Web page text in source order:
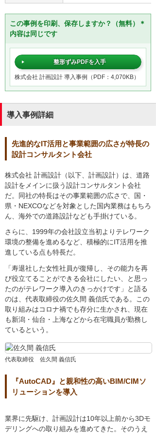
この事例を印刷、保存しますか？（無料）＊
内容は同じです
整形ずみPDFを入手
株式会社 計画設計 導入事例（PDF：4,070KB）
導入事例詳細
先進的なIT活用と事業範囲の広さが特長の
設計コンサルタント会社
代表取締役 佐久間 義信氏
株式会社 計画設計（以下、計画設計）は、道路
設計をメインに扱う設計コンサルタント会社
だ。同社の特長はその事業範囲の広さで、国・
県・NEXCOなどを対象とした国内業務はもちろ
ん、海外での道路設計なども手掛けている。
さらに、1999年の会社設立当初よりテレワーク
環境の整備を進めるなど、積極的にIT活用を推
進している点も特長だ。
「寿退社した女性社員が復帰し、その能力を再
び役立てることができる会社にしたい、と思っ
たのがテレワーク導入のきっかけです」と語る
のは、代表取締役の佐久間 義信氏である。この
取り組みはコロナ禍でも存分に生かされ、現在
も新潟・仙台・上海などから在宅職員が勤務し
ているという。
『AutoCAD』と親和性の高いBIM/CIMソ
リューションを導入
業界に先駆け、計画設計は10年以上前から3Dモ
デリングへの取り組みを進めてきた。そのうえ